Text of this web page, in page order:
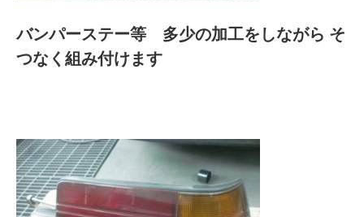
バンパーステー等 多少の加工をしながら そ
つなく組み付けます